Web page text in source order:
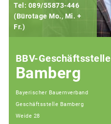
Tel: 089/55873-446
(Bürotage Mo., Mi. +
Fr.)
BBV-Geschäftsstelle
Bamberg
Bayerischer Bauernverband
Geschäftsstelle Bamberg
Weide 28